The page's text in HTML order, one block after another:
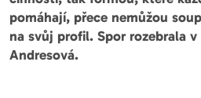
pomáhají, přece nemůžou
na svůj profil. Spor rozebrala
Andresová.